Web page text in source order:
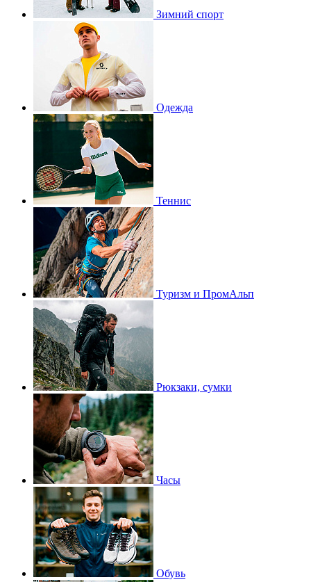
Зимний спорт
Одежда
Теннис
Туризм и ПромАльп
Рюкзаки, сумки
Часы
Обувь